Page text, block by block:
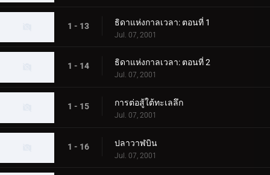
1 - 13 ธิดาแห่งกาลเวลา: ตอนที่ 1
Jul. 07, 2001
1 - 14 ธิดาแห่งกาลเวลา: ตอนที่ 2
Jul. 07, 2001
1 - 15 การต่อสู้ใต้ทะเลลึก
Jul. 07, 2001
1 - 16 ปลาวาฬบิน
Jul. 07, 2001